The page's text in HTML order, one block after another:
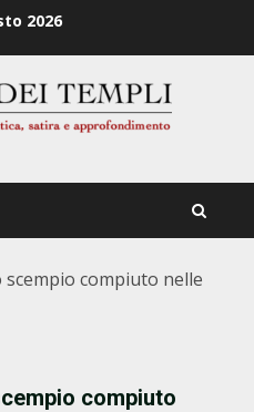
2026
scempio compiuto nelle
compiuto